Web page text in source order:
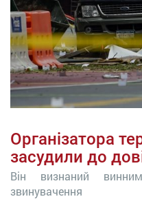
Організатора
засудили до
Він визнаний
звинувачення